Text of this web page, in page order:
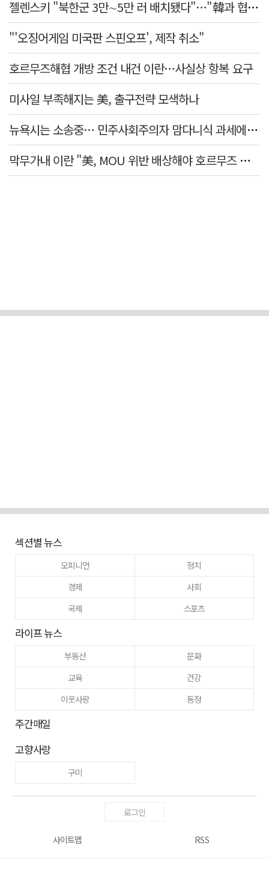
젤렌스키 "북한군 3만∼5만 러 배치됐다"…"韓과 협력 위해 접촉 중"
"'오징어게임 미국판 스핀오프', 제작 취소"
호르무즈해협 개방 조건 내건 이란…사실상 항복 요구
미사일 부족해지는 美, 출구전략 모색하나
뉴욕시는 소송중… 민주사회주의자 맘다니식 과세에 저항 잇따라
막무가내 이란 "美, MOU 위반 배상해야 호르무즈 재개방"
섹션별 뉴스
오피니언
정치
경제
사회
국제
스포츠
라이프 뉴스
부동산
문화
교육
건강
이웃사랑
동정
주간매일
고향사랑
구미
로그인
사이트맵 RSS